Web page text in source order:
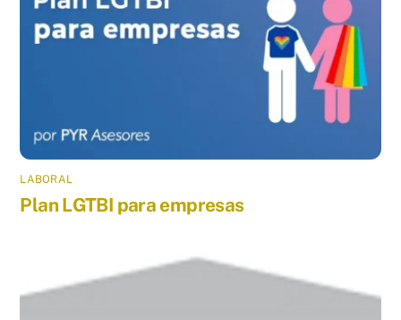
LABORAL
Plan LGTBI para empresas